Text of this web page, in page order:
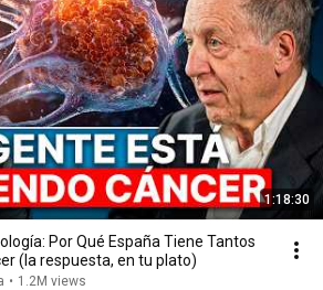
1:18:30
Por Qué España Tiene Tantos
(la respuesta, en tu plato)
• 1.2M views